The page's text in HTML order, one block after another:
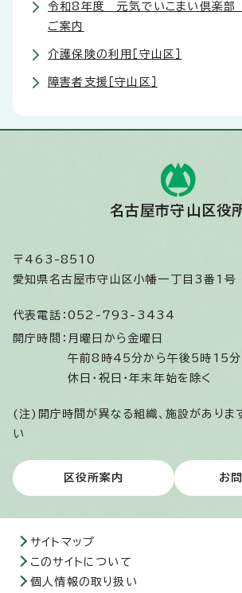
令和8年度 元気でいこまい倶楽部
ご案内
介護保険の利用［守山区］
障害者支援［守山区］
名古屋市守山区役
〒463-8510
愛知県名古屋市守山区小幡一丁目3番1号
代表電話： 052-793-3434
開庁時間： 月曜日から金曜日
午前8時45分から午後5時15分
休日・祝日・年末年始を除く
(注)開庁時間が異なる組織、施設がありま
い
区役所案内 お
サイトマップ
このサイトについて
個人情報の取り扱い